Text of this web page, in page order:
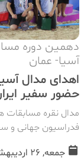
دهمین دوره
آسیا- عمان
اهدای مدال
حضور سفیر
مدال نقره مسابقات
فدراسیون جهانی و
جمعه, 26 اردیبهشت 1404